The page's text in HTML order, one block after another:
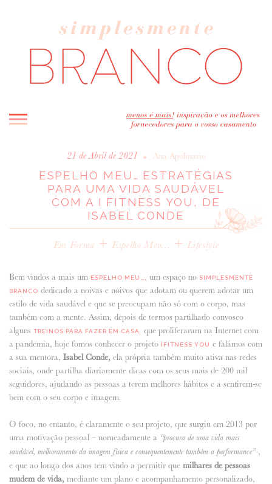
INICIO
BLOG
MELHOR INSPIRAÇÃO
ENTREVISTAS
REAL WEDDINGS & EDITORIAIS
CASAVA-ME AQUI!
FORNECEDORES RECOMENDADOS
ANUNCIE CONNOSCO
21 de Abril de 2021 • Ana Apolinario
ESPELHO MEU… ESTRATÉGIAS
PARA UMA VIDA SAUDÁVEL
COM A I FITNESS YOU, DE
ISABEL CONDE
Em Forma + Espelho Meu... +Lifestyle
Bem vindos a mais um ESPELHO MEU…, um espaço no SIMPLESMENTE
BRANCO dedicado a noivas e noivos que adotam ou querem adotar um
estilo de vida saudável e que se preocupam não só com o corpo, mas
também com a mente. Assim, depois de termos partilhado convosco
alguns TREINOS PARA FAZER EM CASA,
que proliferaram na Internet com
a pandemia, hoje fomos conhecer o projeto IFITNESS YOU e falámos com
a sua mentora, Isabel Conde, ela própria também muito ativa nas redes
sociais, onde partilha diariamente dicas com os seus mais de 200 mil
seguidores, ajudando as pessoas a terem melhores hábitos e a sentirem-se
bem com o seu corpo e imagem.
O foco, no entanto, é claramente o seu projeto, que surgiu em 2013 por
uma motivação pessoal – nomeadamente a “procura de uma vida mais
saudável, melhoramento da imagem física e consequentemente também a performance”-,
e que ao longo dos anos tem vindo a permitir que milhares de pessoas
mudem de vida, mediante um plano e acompanhamento personalizado,